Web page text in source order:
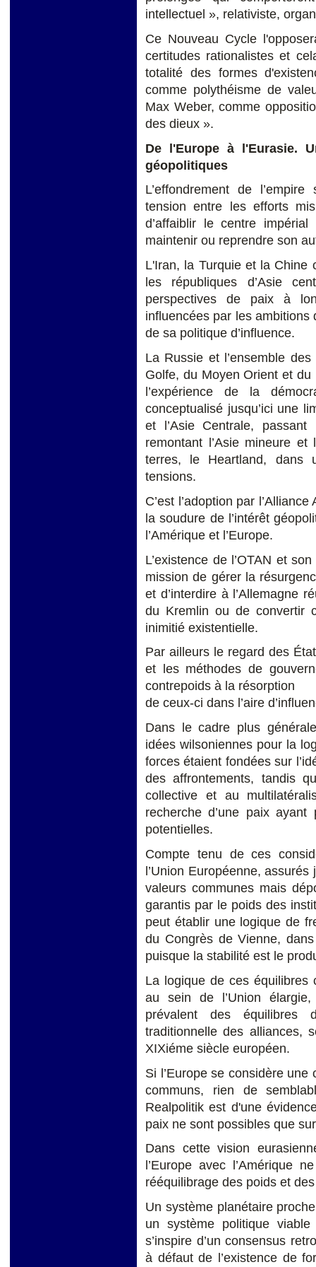
intellectuel », relativiste,
Ce Nouveau Cycle
certitudes rationalistes et
totalité des formes
comme polythéisme de
Max Weber, comme
des dieux ».
De l'Europe à l'Eurasie.
géopolitiques
L’effondrement de
tension entre les efforts
d’affaiblir le centre
maintenir ou reprendre son
L'Iran, la Turquie et la Chine
les républiques d’Asie
perspectives de paix à
influencées par les
de sa politique d’influence.
La Russie et l’ensemble
Golfe, du Moyen Orient et
l’expérience de la
conceptualisé jusqu’ici une
et l’Asie Centrale,
remontant l’Asie mineure
terres, le Heartland, dans
tensions.
C’est l’adoption par
la soudure de l’intérêt
l’Amérique et l’Europe.
L’existence de l’OTAN et
mission de gérer la
et d’interdire à l’Allemagne
du Kremlin ou de convertir
inimitié existentielle.
Par ailleurs le regard des
et les méthodes de
contrepoids à la résorption
de ceux-ci dans l’aire
Dans le cadre plus
idées wilsoniennes pour la
forces étaient fondées sur
des affrontements, tandis
collective et au
recherche d’une paix
potentielles.
Compte tenu de ces
l’Union Européenne, assurés
valeurs communes mais
garantis par le poids des
peut établir une logique de
du Congrès de Vienne,
puisque la stabilité est le
La logique de ces équilibres
au sein de l’Union
prévalent des
traditionnelle des alliances,
XIXiéme siècle européen.
Si l’Europe se considère
communs, rien de
Realpolitik est d'une
paix ne sont possibles que
Dans cette vision
l’Europe avec l’Amérique
rééquilibrage des poids et
Un système planétaire
un système politique
s’inspire d’un consensus
à défaut de l’existence de